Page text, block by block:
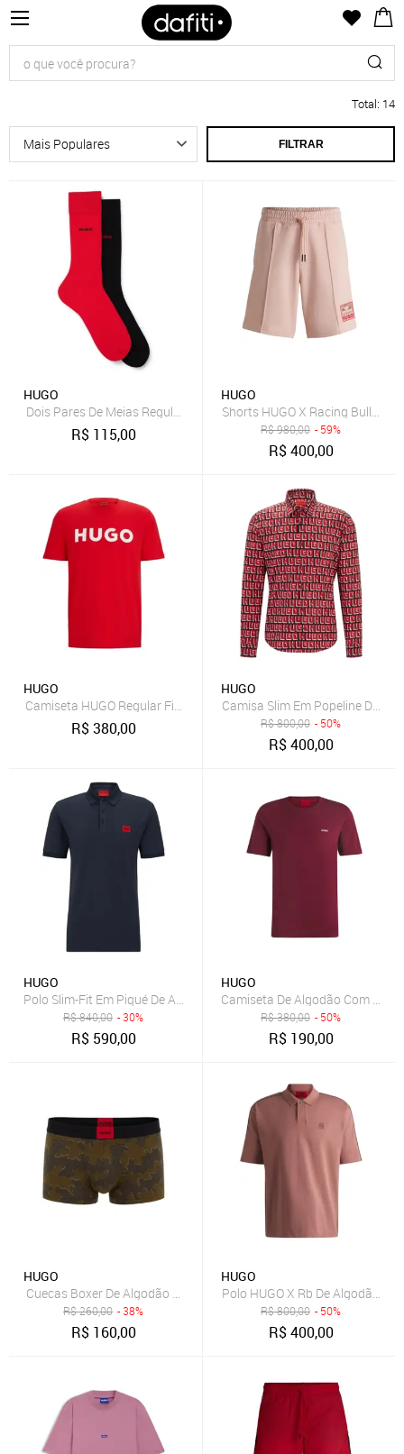
Total: 14
FILTRAR
HUGO
Dois Pares De Meias Regulares Em Tecido Elástico
R$ 115,00
HUGO
Shorts HUGO X Racing Bulls De
R$980,00 - 59%
R$400,00
HUGO
Camiseta HUGO Regular Fit Em Malha De Algodão
R$380,00
HUGO
Camisa Slim Em Popeline De
R$800,00 - 50%
R$400,00
HUGO
Polo Slim-Fit Em Piqué De Algodão Com Logo Vermelho Azul
R$840,00 - 30%
R$ 590,00
HUGO
Camiseta De Algodão Com
R$380,00 - 50%
R$ 190,00
HUGO
Cuecas Boxer De Algodão Stretch Com Padrão Sazonal
R$260,00 - 38%
R$ 160,00
HUGO
Polo HUGO X Rb De Algodão
R$800,00 - 50%
R$400,00